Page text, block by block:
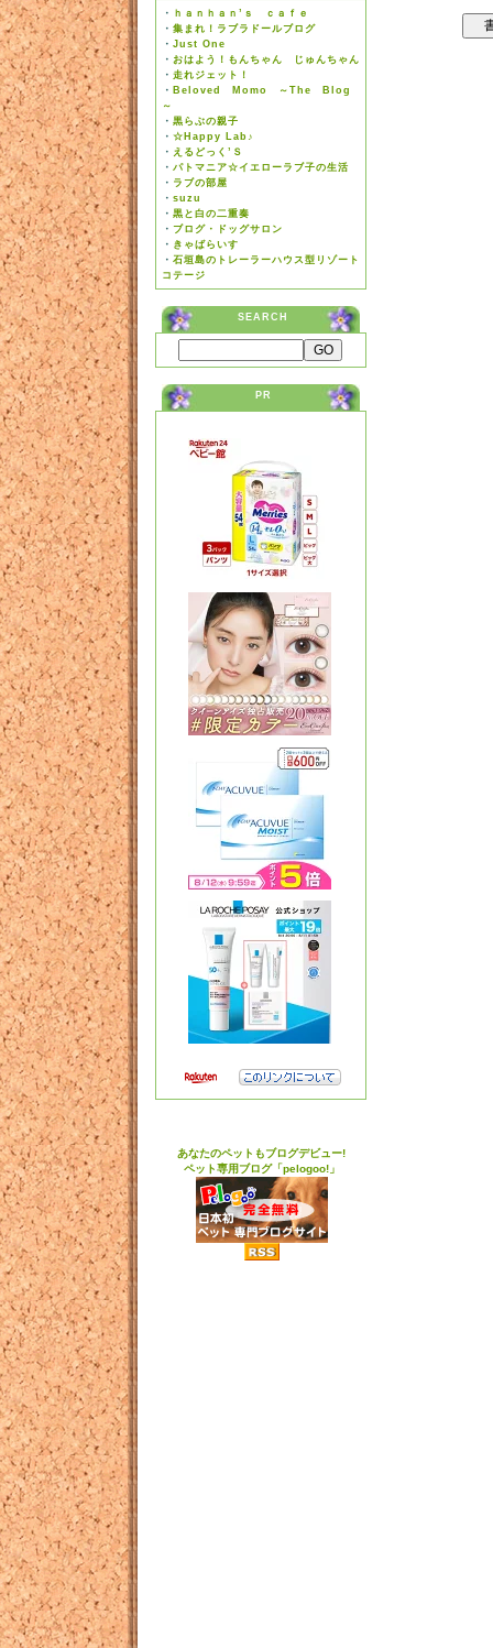
・ ｈａｎｈａｎ’ｓ ｃａｆｅ
・ 集まれ！ラブラドールブログ
・ Just One
・ おはよう！もんちゃん じゅんちゃん
・ 走れジェット！
・ Beloved Momo ～The Blog
～
・ 黒らぶの親子
・ ☆Happy Lab♪
・ えるどっく’Ｓ
・ パトマニア☆イエローラブ子の生活
・ ラブの部屋
・ suzu
・ 黒と白の二重奏
・ ブログ・ドッグサロン
・ きゃばらいす
・ 石垣島のトレーラーハウス型リゾート
コテージ
SEARCH
PR
あなたのペットもブログデビュー!
ペット専用ブログ「pelogoo!」